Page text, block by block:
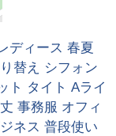
ディース 春夏
替え シフォン
ト タイト Aライ
事務服 オフィ
ネス 普段使い